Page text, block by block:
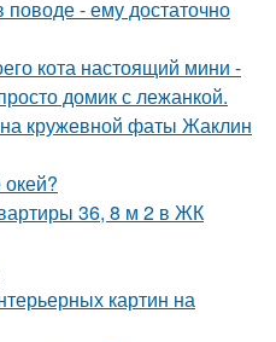
поводе - ему достаточно
кота настоящий мини -
домик с лежанкой.
кружевной фаты Жаклин
36, 8 м 2 в ЖК
картин на